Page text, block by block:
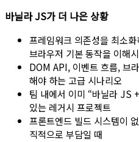
바닐라 JS가 더 나은 상황
프레임워크 의존성을 최소
브라우저 기본 동작을 이해
DOM API, 이벤트 흐름, 브
해야 하는 고급 시나리오
팀 내에서 이미 “바닐라 JS
있는 레거시 프로젝트
프론트엔드 빌드 시스템이
직적으로 부담일 때